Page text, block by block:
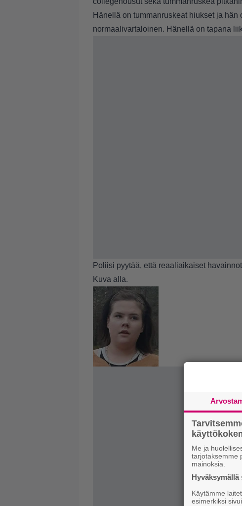
Hänellä on tummanruskeat hiukset ja
normaalivartaloinen. Hänellä on tapana
Poliisi pyytää, että reaaliaikaiset
Kuva alla.
Me ja
tarjotaksemme
mainoksia.
Käytämme
esimerkiksi